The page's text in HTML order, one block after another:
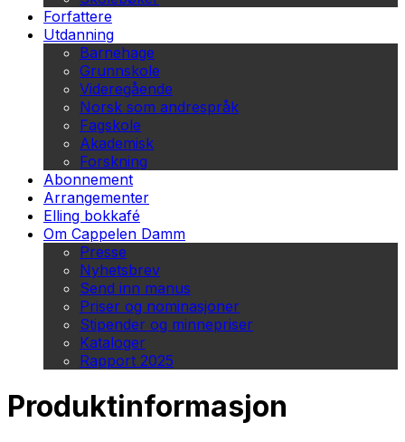
Forfattere
Utdanning
Barnehage
Grunnskole
Videregående
Norsk som andrespråk
Fagskole
Akademisk
Forskning
Abonnement
Arrangementer
Elling bokkafé
Om Cappelen Damm
Presse
Nyhetsbrev
Send inn manus
Priser og nominasjoner
Stipender og minnepriser
Kataloger
Rapport 2025
Produktinformasjon